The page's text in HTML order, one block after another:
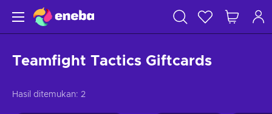
Teamfight Tactics Giftcards
Hasil ditemukan: 2